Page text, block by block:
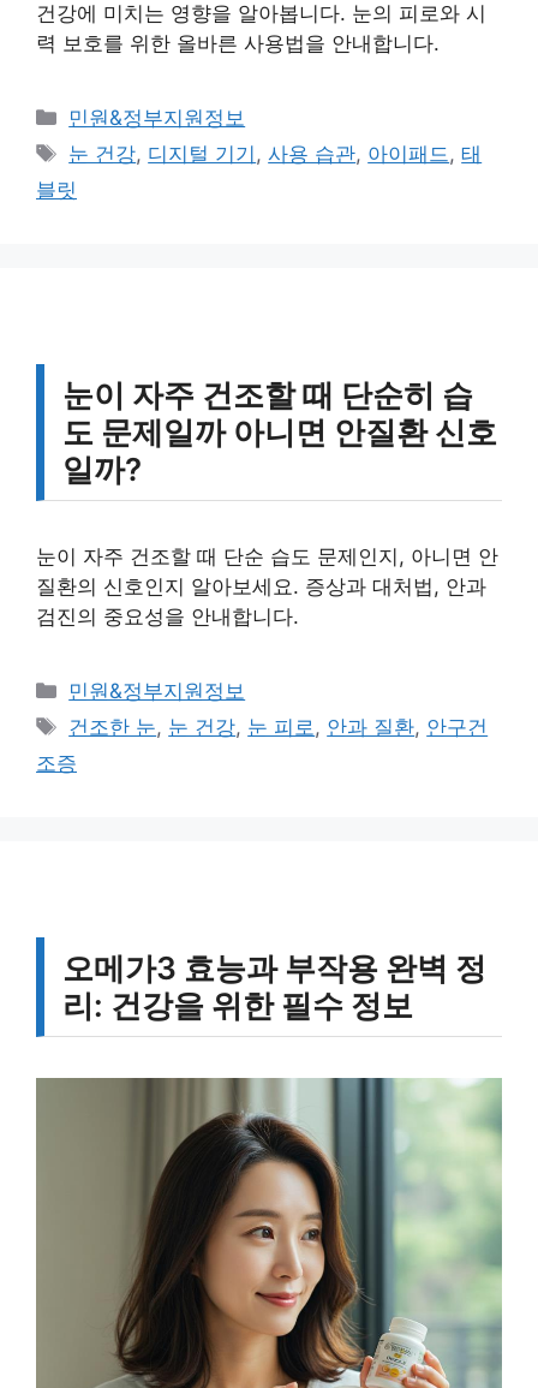
건강에 미치는 영향을 알아봅니다. 눈의 피로와 시
력 보호를 위한 올바른 사용법을 안내합니다.
카
테
리
민원&정부지원정보
태
그
눈 건강, 디지털 기기 ,사용 습관, 아이패드,태
블릿
눈이 자주 건조할 때 단순히 습
도 문제일까 아니면 안질환 신호
일까?
눈이 자주 건조할 때 단순 습도 문제인지, 아니면 안
질환의 신호인지 알아보세요. 증상과 대처법, 안과
검진의 중요성을 안내합니다.
카
테
리
민원&정부지원정보
태
그
건조한 눈, 눈 건강, 눈 피로, 안과 질환, 안구건
조증
오메가3 효능과 부작용 완벽 정
리: 건강을 위한 필수 정보